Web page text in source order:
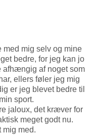
med mig selv og mine
bedre, for jeg kan jo
afhængig af noget som
ellers føler jeg mig
er jeg blevet bedre til
sport.
jaloux, det kræver for
meget godt nu.
mig med.